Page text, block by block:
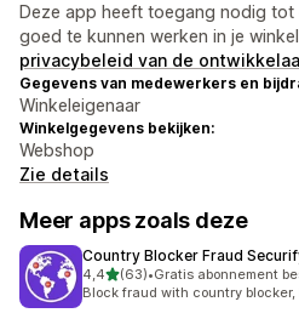
Deze app heeft toegang nodig
goed te kunnen werken in je
privacybeleid van de
Gegevens van medewerkers en
Winkeleigenaar
Winkelgegevens bekijken:
Webshop
Zie details
Meer apps zoals deze
Country Blocker Fraud
4,4van 5 sterren
(63)
63 recensies in totaal
•Gratis abonnement
Block fraud with country blocker,